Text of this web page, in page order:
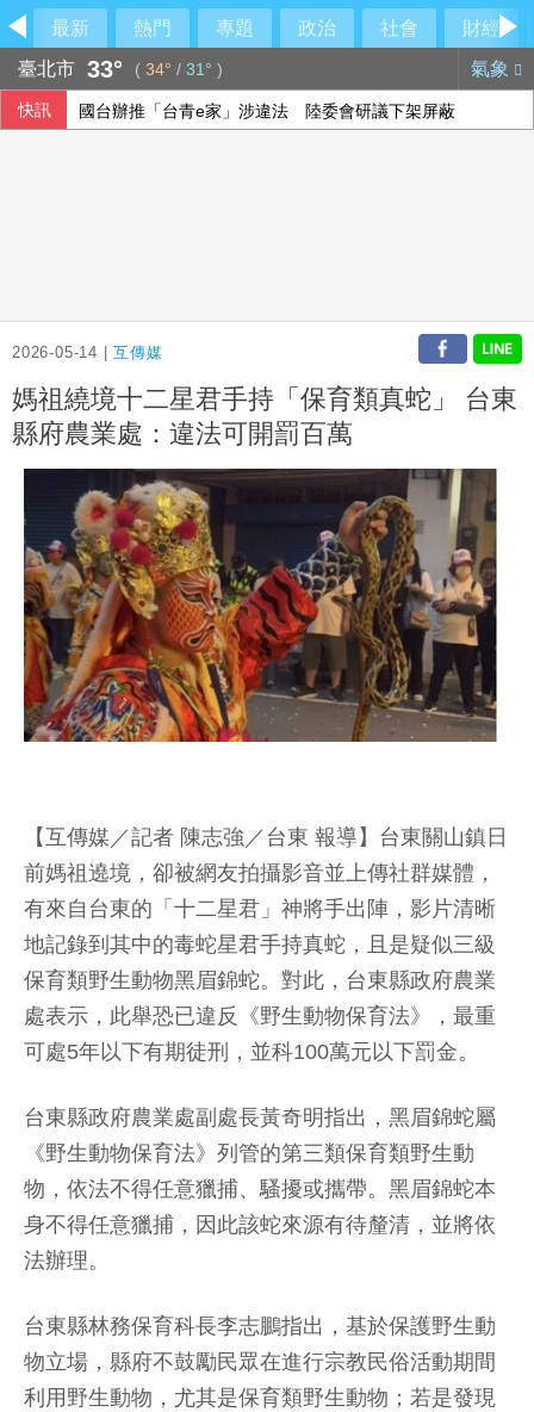
最新 熱門 專題 政治 社會
財經
臺北市 33° ( 34° / 31° ) 氣象
快訊 國台辦推「台青e家」涉違法 陸委會研議下架屏蔽
2026-05-14 |互傳媒
媽祖繞境十二星君手持「保育類真蛇」 台東
縣府農業處：違法可開罰百萬
【互傳媒／記者 陳志強／台東 報導】台東關山鎮日
前媽祖遶境，卻被網友拍攝影音並上傳社群媒體，
有來自台東的「十二星君」神將手出陣，影片清晰
地記錄到其中的毒蛇星君手持真蛇，且是疑似三級
保育類野生動物黑眉錦蛇。對此，台東縣政府農業
處表示，此舉恐已違反《野生動物保育法》，最重
可處5年以下有期徒刑，並科100萬元以下罰金。
台東縣政府農業處副處長黃奇明指出，黑眉錦蛇屬
《野生動物保育法》列管的第三類保育類野生動
物，依法不得任意獵捕、騷擾或攜帶。黑眉錦蛇本
身不得任意獵捕，因此該蛇來源有待釐清，並將依
法辦理。
台東縣林務保育科長李志鵬指出，基於保護野生動
物立場，縣府不鼓勵民眾在進行宗教民俗活動期間
利用野生動物，尤其是保育類野生動物；若是發現